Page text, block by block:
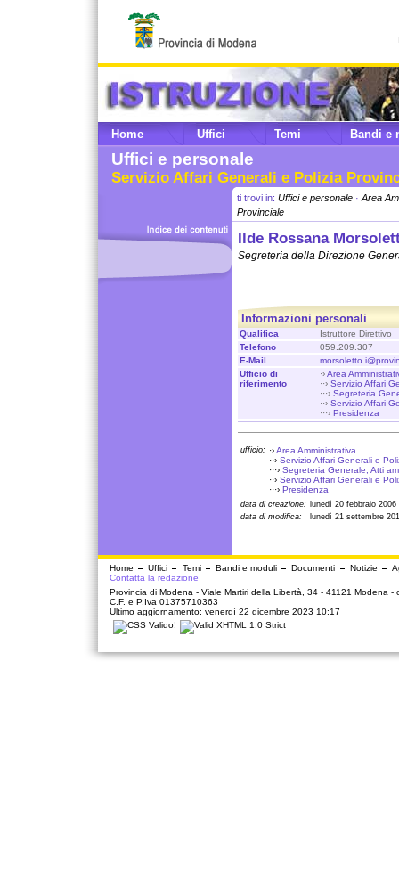
Home Uffici Temi Bandi e
Uffici e personale
Servizio Affari Generali e Polizia
ti trovi in: Uffici e personale · Area
Provinciale
Ilde Rossana
Segreteria della Direzione
Informazioni personali
Qualifica
Istruttore Direttivo
Telefono
059.209.307
E-Mail
Ufficio di
riferimento
·›Area
··› Servizio Affari
···› Segreteria
··› Servizio Affari
···› Presidenza
ufficio: ·›Area Amministrativa
··› Servizio Affari Generali e
···› Segreteria Generale, Atti
··› Servizio Affari Generali e
···› Presidenza
data di creazione:
lunedì 20 febbraio 2006
data di modifica:
lunedì 21 settembre
Home Uffici Temi Bandi e moduli Documenti Notizie
Contatta la redazione
Provincia di Modena - Viale Martiri della Libertà, 34 - 41121 Modena -
C.F. e P.Iva 01375710363
Ultimo aggiornamento: venerdì 22 dicembre 2023 10:17